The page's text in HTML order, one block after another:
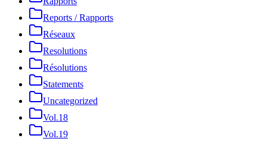
Reports / Rapports
Réseaux
Resolutions
Résolutions
Statements
Uncategorized
Vol.18
Vol.19